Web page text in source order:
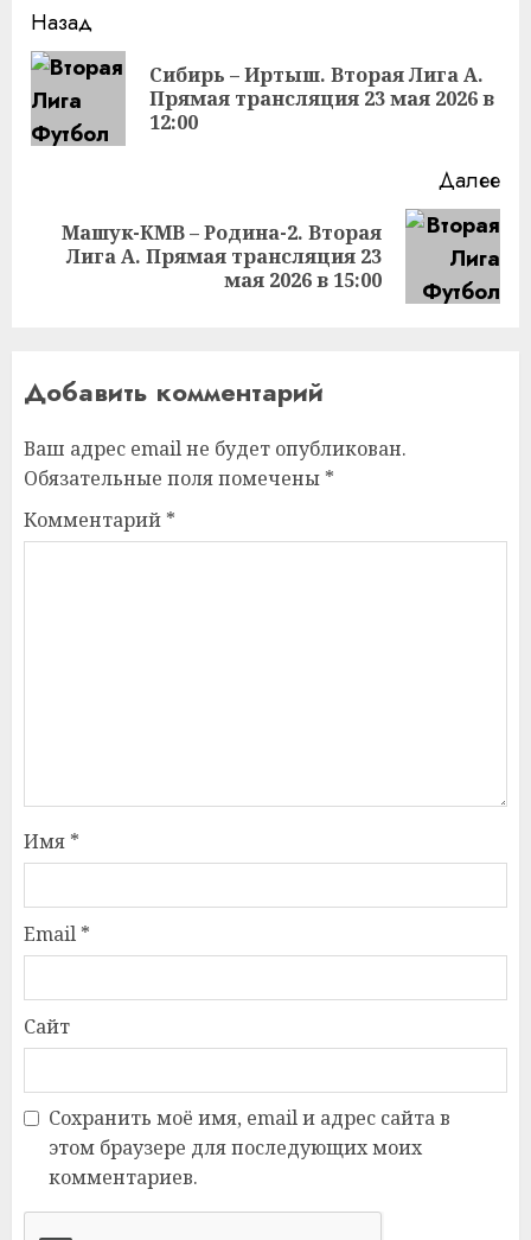
Продолжить
чтение
Назад
Сибирь – Иртыш. Вторая Лига А.
Прямая трансляция 23 мая 2026 в
12:00
Далее
Следующая
Машук-КМВ – Родина-2. Вторая
Лига А. Прямая трансляция 23
мая 2026 в 15:00
Добавить комментарий
Ваш адрес email не будет опубликован.
Обязательные поля помечены *
Комментарий *
Имя *
Email *
Сайт
Сохранить моё имя, email и адрес сайта в
этом браузере для последующих моих
комментариев.